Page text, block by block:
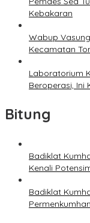
Kebakaran
Wabup
Kecamatan
Laboratorium
Beroperasi, Ini
Bitung
Badiklat
Kenali
Badiklat